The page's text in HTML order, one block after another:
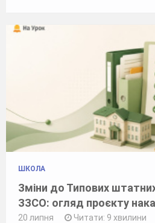
ШКОЛА
Зміни до Типових
ЗЗСО: огляд проєкту
20 липня Читати: 9 хвилини